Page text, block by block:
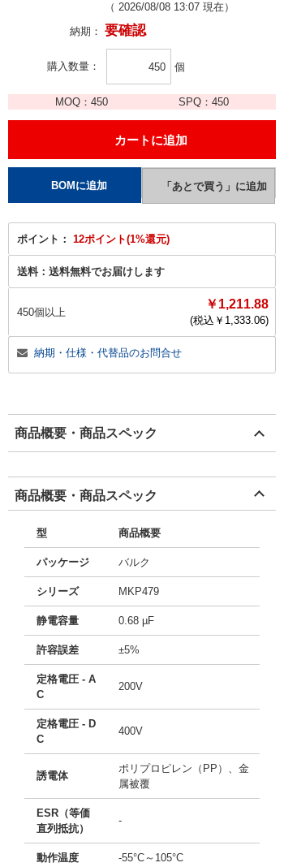
（ 2026/08/08 13:07 現在）
納期： 要確認
購入数量 個
MOQ：450 SPQ： 450
ポイント： 12ポイント(1%還元)
送料： 送料無料でお届けします
450個以上
￥1,211.88
(税込￥ 1,333.06)
納期・仕様・代替品のお問合せ
商品概要・商品スペック
商品概要・商品スペック
型 商品概要
パッケージ バルク
シリーズ MKP479
静電容量 0.68 µF
許容誤差 ±5%
定格電圧 - A
C
200V
定格電圧 - D
C
400V
誘電体
ポリプロピレン（PP）、金
属被覆
ESR（等価
直列抵抗）
-
動作温度 -55°C～105°C